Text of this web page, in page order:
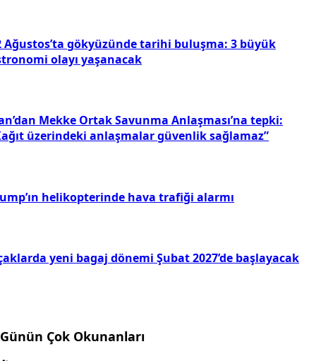
Ağustos’ta gökyüzünde tarihi buluşma: 3 büyük
olayı yaşanacak
Mekke Ortak Savunma Anlaşması’na tepki:
üzerindeki anlaşmalar güvenlik sağlamaz”
helikopterinde hava trafiği alarmı
yeni bagaj dönemi Şubat 2027’de başlayacak
Günün Çok Okunanları